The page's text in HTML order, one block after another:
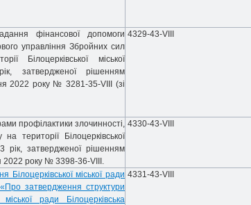
фінансової допомоги
управління Збройних сил
Білоцерківської міської
затвердженої рішенням
2022 року № 3281-35-VIII (зі
4329-43-VIII
профілактики злочинності,
території Білоцерківської
рік, затвердженої рішенням
2022 року № 3398-36-VIII.
4330-43-VIII
міської ради
затвердження структури
ради Білоцерківська
4331-43-VIII